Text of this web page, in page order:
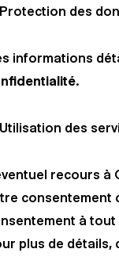
des
informations
.
des
recours
consentement
à tout
plus de